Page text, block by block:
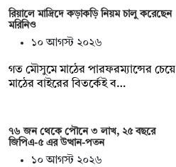
রিয়ালে মাদ্রিদে কড়াকড়ি নিয়ম চালু করেছেন
মরিনিও
১০ আগস্ট ২০২৬
গত মৌসুমে মাঠের পারফরম্যান্সের চেয়ে
মাঠের বাইরের বিতর্কেই ব…
৭৬ জন থেকে পৌনে ৩ লাখ, ২৫ বছরে
জিপিএ-৫ এর উত্থান-পতন
১০ আগস্ট ২০২৬